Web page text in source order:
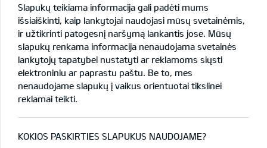
Slapukų teikiama informacija gali padėti mums
išsiaiškinti, kaip lankytojai naudojasi mūsų svetainėmis,
ir užtikrinti patogesnį naršymą lankantis jose. Mūsų
slapukų renkama informacija nenaudojama svetainės
lankytojų tapatybei nustatyti ar reklamoms siųsti
elektroniniu ar paprastu paštu. Be to, mes
nenaudojame slapukų į vaikus orientuotai tikslinei
reklamai teikti.
KOKIOS PASKIRTIES SLAPUKUS NAUDOJAME?